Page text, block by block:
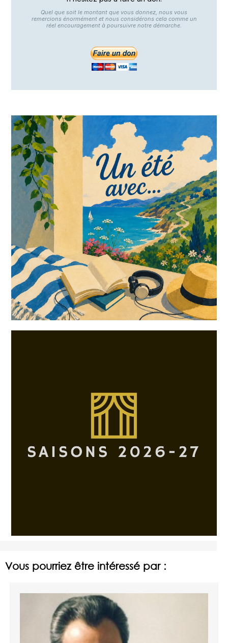
Quel que soit le montant que vous donnez, nous vous
remercions énormément et nous considérons cela comme un
réel encouragement à poursuivre notre démarche.
Vous pourriez être intéressé par :